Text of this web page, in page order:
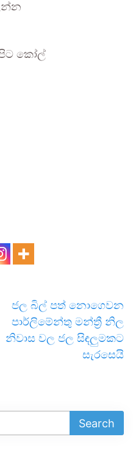
කෝල්
ජල බිල් පත් නොගෙවන
පාර්ලිමේන්තු මන්ත්‍රී නිල
නිවාස වල ජල සිඳලුමකට
සැරසෙයි